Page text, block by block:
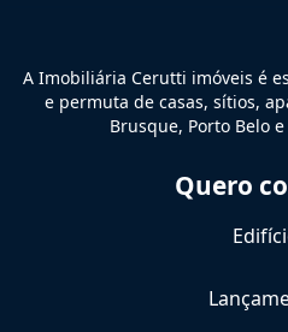
A Imobiliária Cerutti imóveis é
e permuta de casas, sítios,
Brusque, Porto Belo
Quero